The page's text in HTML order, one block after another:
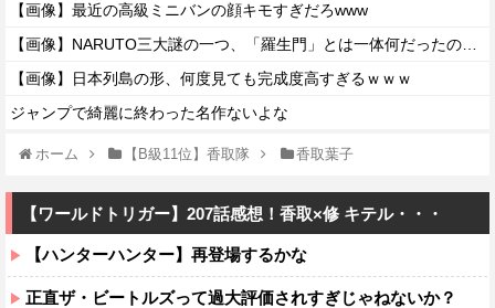
【画像】最近の高級ミニバンの顔キモすぎだろwww
【画像】日本列島の形、何度見ても完成度高すぎるｗｗｗ
ジャンプで綺麗に終わった名作ないよな
ホーム 【B級11位】香取隊 香取葉子
【ワールドトリガー】207話感想！香取×修 キテル・・・
【ハンターハンター】再登場するかな
正直ザ・ビートルズって過大評価されすぎじゃねないか？